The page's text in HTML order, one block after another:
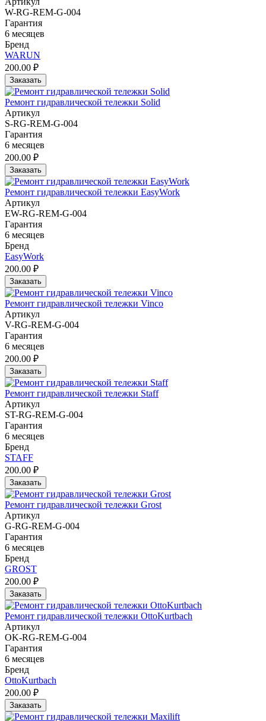
W-RG-REM-G-004
Гарантия
6 месяцев
Бренд
WARUN
200.00 ₽
Заказать
Ремонт гидравлической тележки Solid
Артикул
S-RG-REM-G-004
Гарантия
6 месяцев
200.00 ₽
Заказать
Ремонт гидравлической тележки EasyWork
Артикул
EW-RG-REM-G-004
Гарантия
6 месяцев
Бренд
EasyWork
200.00 ₽
Заказать
Ремонт гидравлической тележки Vinco
Артикул
V-RG-REM-G-004
Гарантия
6 месяцев
200.00 ₽
Заказать
Ремонт гидравлической тележки Staff
Артикул
ST-RG-REM-G-004
Гарантия
6 месяцев
Бренд
STAFF
200.00 ₽
Заказать
Ремонт гидравлической тележки Grost
Артикул
G-RG-REM-G-004
Гарантия
6 месяцев
Бренд
GROST
200.00 ₽
Заказать
Ремонт гидравлической тележки OttoKurtbach
Артикул
OK-RG-REM-G-004
Гарантия
6 месяцев
Бренд
OttoKurtbach
200.00 ₽
Заказать